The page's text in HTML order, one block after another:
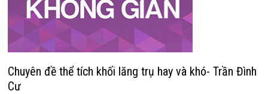
Chuyên đề thể tích khối lăng trụ hay và khó- Trần Đình
Cư